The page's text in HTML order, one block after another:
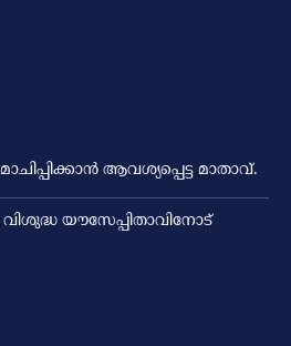
ആവശ്യപ്പെട്ട മാതാവ്.
യൗസേപ്പിതാവിനോട്